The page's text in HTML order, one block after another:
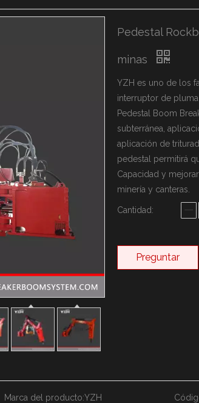
de marca YZH
Pedestal
minas
YZH es uno de los
interruptor de pluma
Pedestal Boom
subterránea,
aplicación de
pedestal permitirá
Capacidad y
minería y canteras.
Cantidad:
Preguntar
Marca del producto:YZH